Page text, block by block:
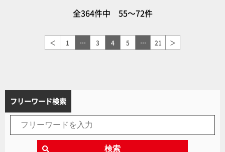
全364件中 55～72件
＜ 1 … 3 4 5 … 21 ＞
フリーワード検索
検索